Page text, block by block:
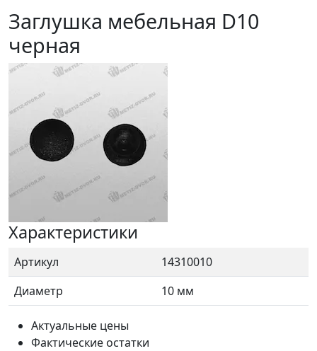
Заглушка мебельная D10
черная
Характеристики
Артикул
14310010
Диаметр
10 мм
Актуальные цены
Фактические остатки